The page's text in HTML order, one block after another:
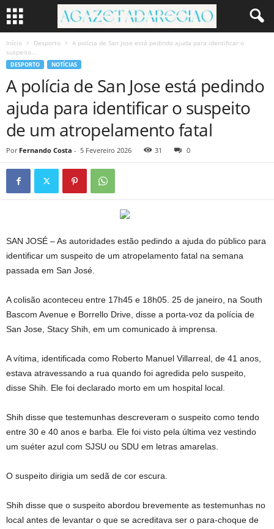
Início Desporto
A polícia de San Jose está pedindo ajuda para identificar o
suspeito...
DESPORTO NOTÍCIAS
A polícia de San Jose está pedindo
ajuda para identificar o suspeito
de um atropelamento fatal
Por Fernando Costa - 5 Fevereiro 2026 31 0
SAN JOSÉ – As autoridades estão pedindo a ajuda do público para
identificar um suspeito de um atropelamento fatal na semana
passada em San José.
A colisão aconteceu entre 17h45 e 18h05. 25 de janeiro, na South
Bascom Avenue e Borrello Drive, disse a porta-voz da polícia de
San Jose, Stacy Shih, em um comunicado à imprensa.
A vítima, identificada como Roberto Manuel Villarreal, de 41 anos,
estava atravessando a rua quando foi agredida pelo suspeito,
disse Shih. Ele foi declarado morto em um hospital local.
Shih disse que testemunhas descreveram o suspeito como tendo
entre 30 e 40 anos e barba. Ele foi visto pela última vez vestindo
um suéter azul com SJSU ou SDU em letras amarelas.
O suspeito dirigia um sedã de cor escura.
Shih disse que o suspeito abordou brevemente as testemunhas no
local antes de levantar o que se acreditava ser o para-choque de